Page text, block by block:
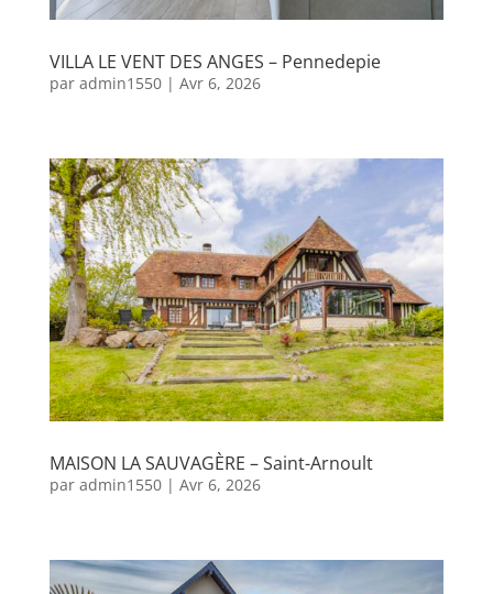
VILLA LE VENT DES ANGES – Pennedepie
par admin1550| Avr 6, 2026
MAISON LA SAUVAGÈRE – Saint-Arnoult
par admin1550| Avr 6, 2026